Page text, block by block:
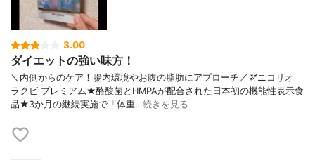
3.00
ダイエットの強い味方！
＼内側からのケア！腸内環境やお腹の脂肪にアプローチ／🫘ニコリオ
ラクビ プレミアム★酪酸菌とHMPAが配合された日本初の機能性表示食
品★3か月の継続実施で「体重…続きを見る